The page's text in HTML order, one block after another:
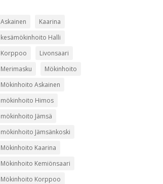
Askainen
Kaarina
kesämökinhoito Halli
Korppoo
Livonsaari
Merimasku
Mökinhoito
Mökinhoito Askainen
mökinhoito Himos
mökinhoito Jämsä
mökinhoito Jämsänkoski
Mökinhoito Kaarina
Mökinhoito Kemiönsaari
Mökinhoito Korppoo